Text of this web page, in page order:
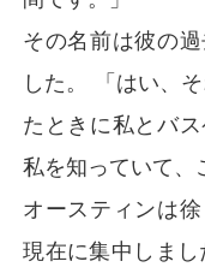
その名前は彼の
した。 「はい、
たときに私とバ
私を知っていて、
オースティンは
現在に集中しまし